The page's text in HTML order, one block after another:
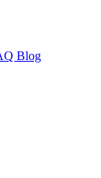
Blog